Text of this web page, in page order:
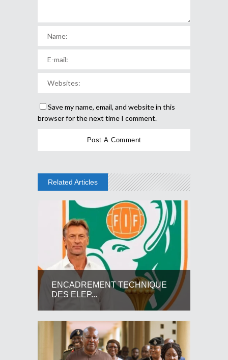
Save my name, email, and website in this
browser for the next time I comment.
Related Articles
ENCADREMENT TECHNIQUE
DES ELEP...